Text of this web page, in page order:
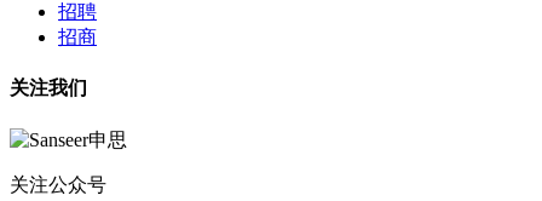
招聘
招商
关注我们
关注公众号